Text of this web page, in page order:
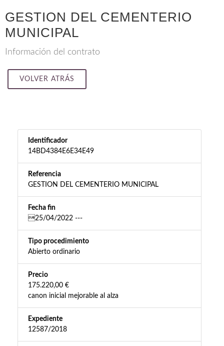
GESTION DEL CEMENTERIO
MUNICIPAL
Información del contrato
VOLVER ATRÁS
Identificador
14BD4384E6E34E49
Referencia
GESTION DEL CEMENTERIO MUNICIPAL
Fecha fin
25/04/2022 ---
Tipo procedimiento
Abierto ordinario
Precio
175.220,00 €
canon inicial mejorable al alza
Expediente
12587/2018